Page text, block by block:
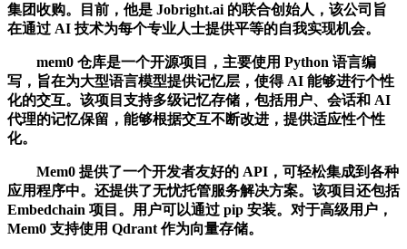
集团收购。目前，他是 Jobright.ai 的联合创始人，该公司旨
在通过 AI 技术为每个专业人士提供平等的自我实现机会。
mem0 仓库是一个开源项目，主要使用 Python 语言编
写，旨在为大型语言模型提供记忆层，使得 AI 能够进行个性
化的交互。该项目支持多级记忆存储，包括用户、会话和 AI
代理的记忆保留，能够根据交互不断改进，提供适应性个性
化。
Mem0 提供了一个开发者友好的 API，可轻松集成到各种
应用程序中。还提供了无忧托管服务解决方案。该项目还包括
Embedchain 项目。用户可以通过 pip 安装。对于高级用户，
Mem0 支持使用 Qdrant 作为向量存储。